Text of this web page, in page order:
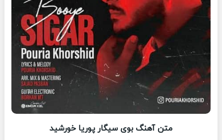
متن آهنگ بوی سیگار پوریا خورشید